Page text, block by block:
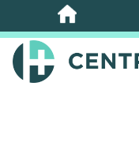
အဓိက
အကြောင်းအရာ
သို့